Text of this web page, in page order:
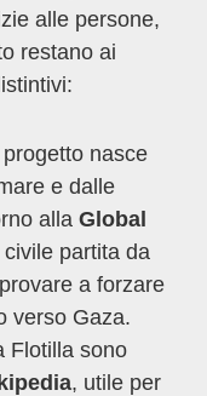
alle persone,
restano ai
progetto nasce
e dalle
alla Global
civile partita da
a forzare
verso Gaza.
Flotilla sono
, utile per